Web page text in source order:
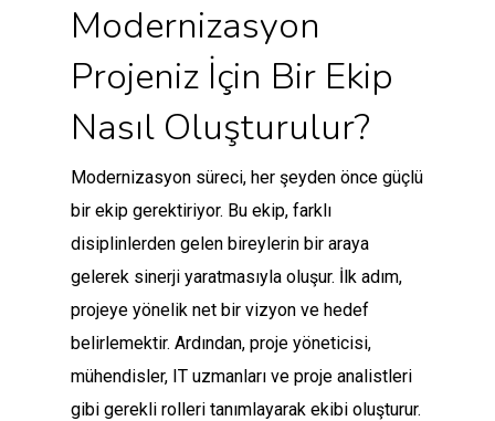
Modernizasyon
Projeniz İçin Bir Ekip
Nasıl Oluşturulur?
Modernizasyon süreci, her şeyden önce güçlü
bir ekip gerektiriyor. Bu ekip, farklı
disiplinlerden gelen bireylerin bir araya
gelerek sinerji yaratmasıyla oluşur. İlk adım,
projeye yönelik net bir vizyon ve hedef
belirlemektir. Ardından, proje yöneticisi,
mühendisler, IT uzmanları ve proje analistleri
gibi gerekli rolleri tanımlayarak ekibi oluşturur.